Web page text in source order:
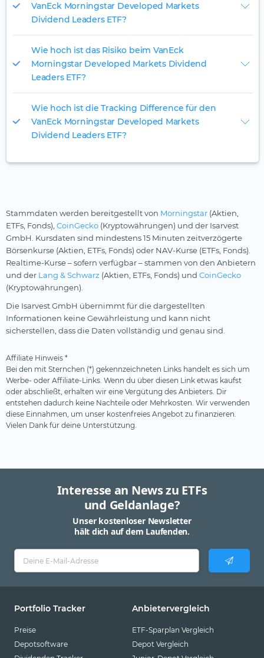
VanEck Morningstar Developed Markets
Dividend Leaders ETF?
Wie hoch ist das Risiko beim VanEck
Morningstar Developed Markets Dividend
Leaders ETF?
Wie hoch ist die Tracking Difference für den
VanEck Morningstar Developed Markets
Dividend Leaders ETF?
Stammdaten werden bereitgestellt von Morningstar (Aktien,
ETFs, Fonds), CoinGecko (Kryptowährungen) und der Isarvest
GmbH. Kursdaten sind mindestens 15 Minuten zeitverzögerte
Börsenkurse (Aktien, ETFs, Fonds) oder NAV-Kurse (ETFs, Fonds).
Realtime-Kurse – sofern verfügbar – stammen von den Anbietern
und der Lang & Schwarz (Aktien, ETFs, Fonds) und CoinGecko
(Kryptowährungen).
Die Isarvest GmbH übernimmt für die dargestellten
Informationen keine Gewährleistung und kann nicht
sicherstellen, dass die Daten vollständig und genau sind.
Affiliate Hinweis *
Bei den mit Sternchen (*) gekennzeichneten Links handelt es sich um
Werbe- oder Affiliate-Links. Wenn du über diesen Link etwas kaufst
oder abschließt, erhalten wir eine Vergütung des Anbieters. Dir
entstehen dadurch keine Nachteile oder Mehrkosten. Wir verwenden
diese Einnahmen, um unser kostenfreies Angebot zu finanzieren.
Vielen Dank für deine Unterstützung.
Interesse an News zu ETFs
und Geldanlage?
Unser kostenloser Newsletter
hält dich auf dem Laufenden.
Portfolio Tracker
Preise
Depotsoftware
Anbietervergleich
ETF-Sparplan Vergleich
Depot Vergleich